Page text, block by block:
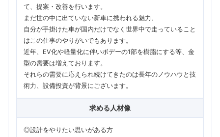
て、提案・改善を行います。
まだ世の中に出ていない新車に携われる魅力、
自分が手掛けた車が国内だけでなく世界中で走っていること
はこの仕事のやりがいでもあります。
近年、EV化や軽量化に伴いボデーの1部を樹脂にする等、金
型の需要は増えております。
それらの需要に応えられ続けてきたのは長年のノウハウと技
術力、設備投資が背景にございます。
求める人材像
◎設計をやりたい思いがある方